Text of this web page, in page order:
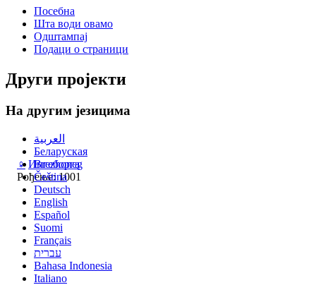
♀ Ингеборга
Рођење: 1001
Посебна
Шта води овамо
Одштампај
Подаци о страници
Други пројекти
На другим језицима
العربية
Беларуская
Brezhoneg
Čeština
Deutsch
English
Español
Suomi
Français
עברית
Bahasa Indonesia
Italiano